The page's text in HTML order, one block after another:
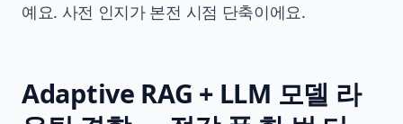
예요. 사전 인지가 본전 시점 단축이에요.
Adaptive RAG + LLM 모델 라